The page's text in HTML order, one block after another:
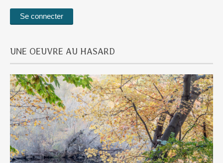
UNE OEUVRE AU HASARD